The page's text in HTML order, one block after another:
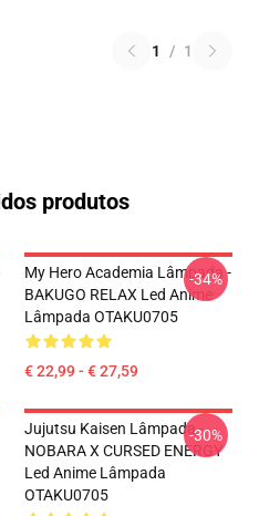
1 / 1
produtos
My Hero Academia Lâmpada -
BAKUGO RELAX Led Anime
Lâmpada OTAKU0705
€ 22,99 - € 27,59
-34%
Jujutsu Kaisen Lâmpada -
NOBARA X CURSED ENERGY
Led Anime Lâmpada
OTAKU0705
-30%